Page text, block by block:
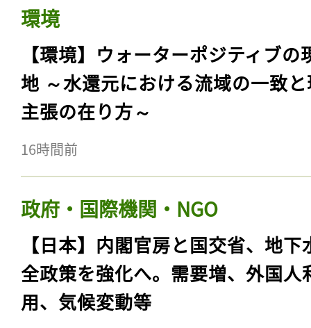
環境
【環境】ウォーターポジティブの
地 ～水還元における流域の一致
主張の在り方～
16時間前
政府・国際機関・NGO
【日本】内閣官房と国交省、地下
全政策を強化へ。需要増、外国人
用、気候変動等